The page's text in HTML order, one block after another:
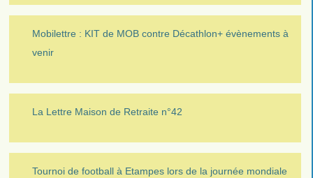
Mobilettre : KIT de MOB contre Décathlon+ évènements à
venir
La Lettre Maison de Retraite n°42
Tournoi de football à Etampes lors de la journée mondiale